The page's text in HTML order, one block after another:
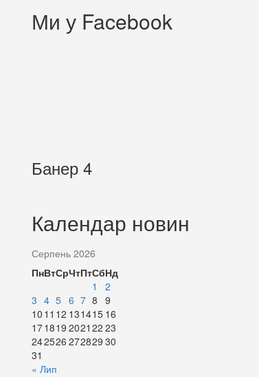
Ми у Facebook
Банер 4
Календар новин
Серпень 2026
ПнВтСрЧтПтСбНд
1
2
3 4 5 6 7 8 9
10 11 12 131415 16
171819 2021 22 23
242526 272829 30
31
« Лип